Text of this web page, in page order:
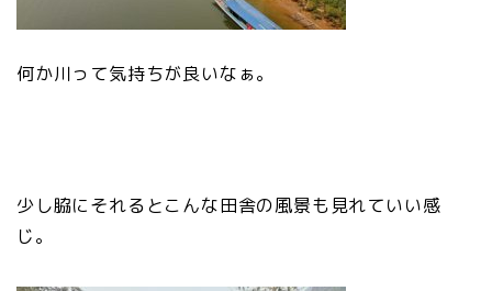
何か川って気持ちが良いなぁ。
少し脇にそれるとこんな田舎の風景も見れていい感
じ。